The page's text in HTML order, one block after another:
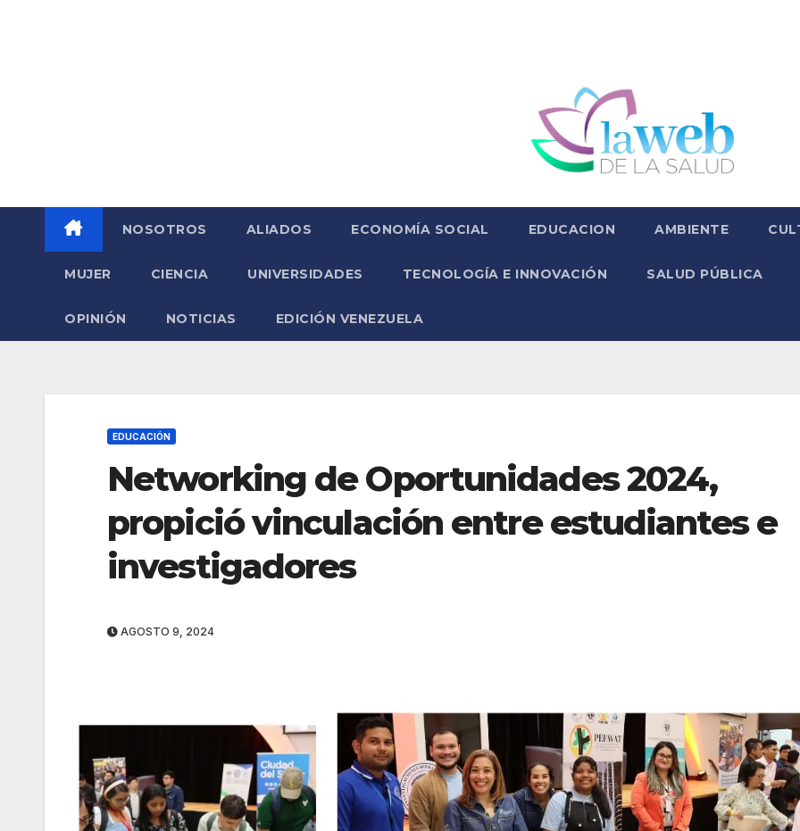
NOSOTROS ALIADOS ECONOMÍA SOCIAL EDUCACION AMBIENTE
MUJER CIENCIA UNIVERSIDADES TECNOLOGÍA E INNOVACIÓN SALUD PÚBLICA
OPINIÓN NOTICIAS EDICIÓN VENEZUELA
EDUCACIÓN
Networking de Oportunidades 2024,
propició vinculación entre estudiantes e
investigadores
AGOSTO 9, 2024